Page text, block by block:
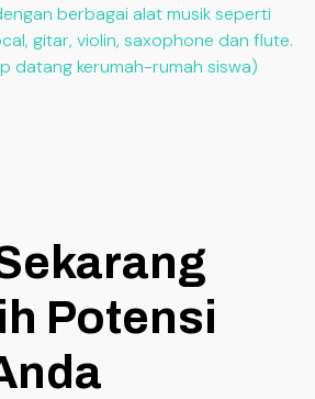
berbagai alat musik seperti
gitar, violin, saxophone dan flute.
datang kerumah-rumah siswa)
Potensi